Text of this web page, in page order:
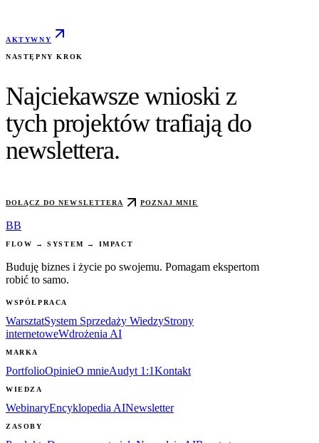
AKTYWNY
NASTĘPNY KROK
Najciekawsze wnioski z
tych projektów trafiają do
newslettera.
DOŁĄCZ DO NEWSLETTERA POZNAJ MNIE
BB
FLOW → SYSTEM → IMPACT
Buduję biznes i życie po swojemu. Pomagam ekspertom
robić to samo.
WSPÓŁPRACA
WarsztatSystem Sprzedaży WiedzyStrony
internetoweWdrożenia AI
MARKA
PortfolioOpinieO mnieAudyt 1:1Kontakt
WIEDZA
WebinaryEncyklopedia AINewsletter
ZASOBY